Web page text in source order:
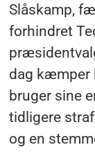
Slåskamp,
forhindret
dag kæmper
bruger sine
tidligere
og en